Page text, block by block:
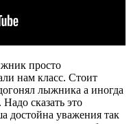
просто
нам класс. Стоит
лыжника а иногда
сказать это
достойна уважения так